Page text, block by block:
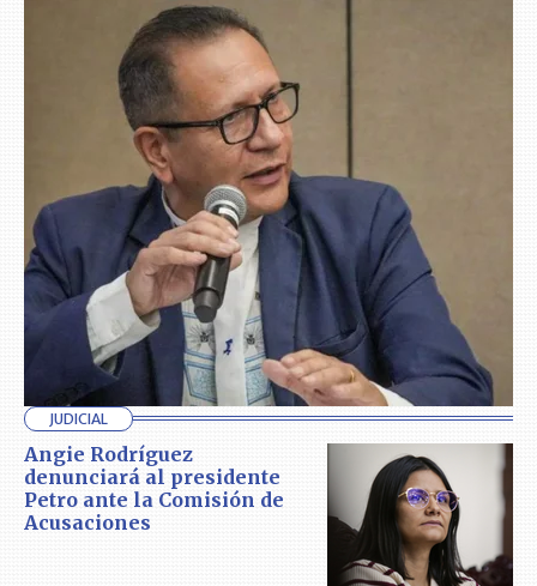
JUDICIAL
Angie Rodríguez
denunciará al presidente
Petro ante la Comisión de
Acusaciones